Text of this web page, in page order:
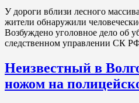
У дороги вблизи лесного
жители обнаружили
Возбуждено уголовное дело об
следственном управлении СК
Неизвестный в
ножом на